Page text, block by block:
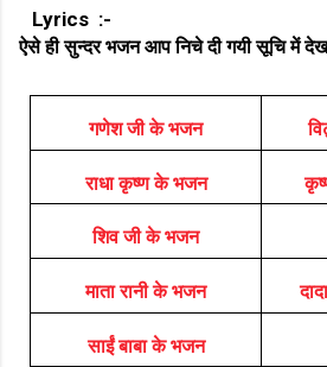
Lyrics :-
ऐसे ही सुन्दर भजन आप निचे दी गयी सूचि में
गणेश जी के भजन
राधा कृष्ण के भजन
शिव जी के भजन
माता रानी के भजन
साईं बाबा के भजन